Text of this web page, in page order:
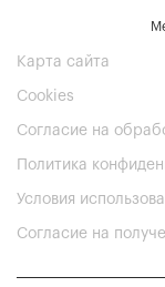
Карта сайта
Cookies
Согласие на
Политика
Условия
Согласие на